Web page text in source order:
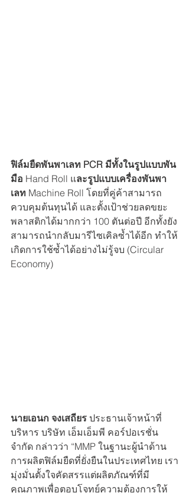
ฟิล์มยืดพันพาเลท PCR มีทั้งในรูปแบบพัน
มือ Hand Roll และรูปแบบเครื่องพันพา
เลท Machine Roll โดยที่คู่ค้าสามารถ
ควบคุมต้นทุนได้ และตั้งเป้าช่วยลดขยะ
พลาสติกได้มากกว่า 100 ตันต่อปี อีกทั้งยัง
สามารถนำกลับมารีไซเคิลซ้ำได้อีก ทำให้
เกิดการใช้ซ้ำได้อย่างไม่รู้จบ (Circular
Economy)
นายเอนก จงเสถียร ประธานเจ้าหน้าที่
บริหาร บริษัท เอ็มเอ็มพี คอร์ปอเรชั่น
จำกัด กล่าวว่า “MMP ในฐานะผู้นำด้าน
การผลิตฟิล์มยืดที่ยั่งยืนในประเทศไทย เรา
มุ่งมั่นตั้งใจคัดสรรแต่ผลิตภัณฑ์ที่มี
คุณภาพเพื่อตอบโจทย์ความต้องการให้